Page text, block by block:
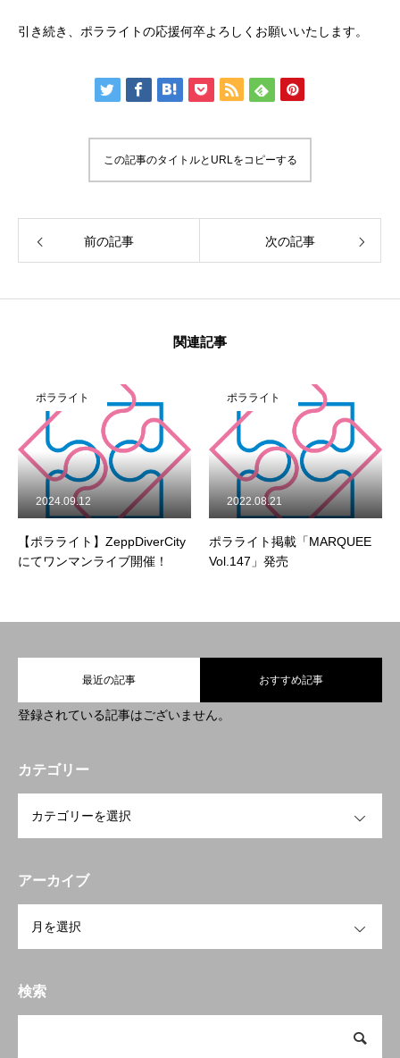
制作実績
所属タレント
お知らせ
HOME COMPANY TALENT NEWS
引き続き、ポラライトの応援何卒よろしくお願いいたします。
この記事のタイトルとURLをコピーする
前の記事 次の記事
関連記事
ポラライト
【ポラライト】ZeppDiverCity
にてワンマンライブ開催！
2024.09.12
ポラライト
ポラライト掲載「MARQUEE
Vol.147」発売
2022.08.21
最近の記事 おすすめ記事
登録されている記事はございません。
カテゴリー
アーカイブ
検索